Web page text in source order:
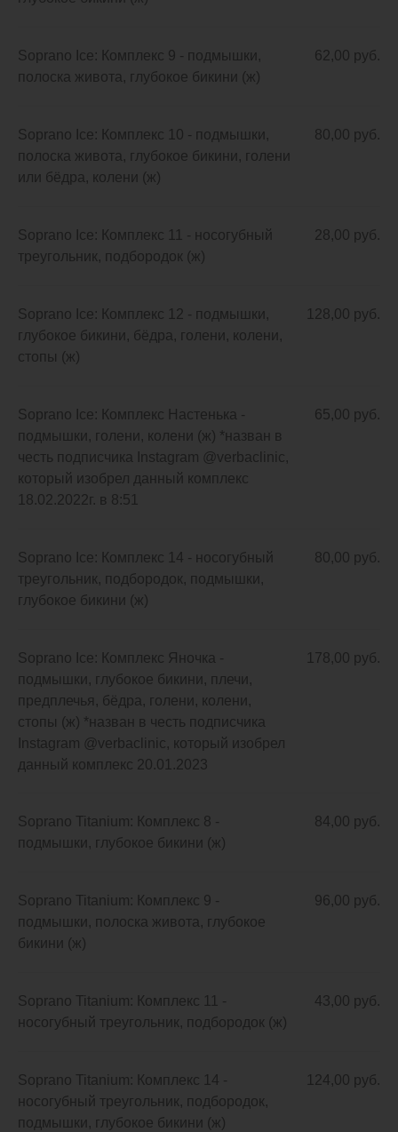
Soprano Ice: Комплекс 9 - подмышки,
полоска живота, глубокое бикини (ж)
62,00 руб.
Soprano Ice: Комплекс 10 - подмышки,
полоска живота, глубокое бикини, голени
или бёдра, колени (ж)
80,00 руб.
Soprano Ice: Комплекс 11 - носогубный
треугольник, подбородок (ж)
28,00 руб.
Soprano Ice: Комплекс 12 - подмышки,
глубокое бикини, бёдра, голени, колени,
стопы (ж)
128,00 руб.
Soprano Ice: Комплекс Настенька -
подмышки, голени, колени (ж) *назван в
честь подписчика Instagram @verbaclinic,
который изобрел данный комплекс
18.02.2022г. в 8:51
65,00 руб.
Soprano Ice: Комплекс 14 - носогубный
треугольник, подбородок, подмышки,
глубокое бикини (ж)
80,00 руб.
Soprano Ice: Комплекс Яночка -
подмышки, глубокое бикини, плечи,
предплечья, бёдра, голени, колени,
стопы (ж) *назван в честь подписчика
Instagram @verbaclinic, который изобрел
данный комплекс 20.01.2023
178,00 руб.
Soprano Titanium: Комплекс 8 -
подмышки, глубокое бикини (ж)
84,00 руб.
Soprano Titanium: Комплекс 9 -
подмышки, полоска живота, глубокое
бикини (ж)
96,00 руб.
Soprano Titanium: Комплекс 11 -
носогубный треугольник, подбородок (ж)
43,00 руб.
Soprano Titanium: Комплекс 14 -
носогубный треугольник, подбородок,
подмышки, глубокое бикини (ж)
124,00 руб.